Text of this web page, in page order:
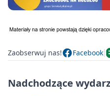
Zaobserwuj nas! Facebook
Nadchodzące